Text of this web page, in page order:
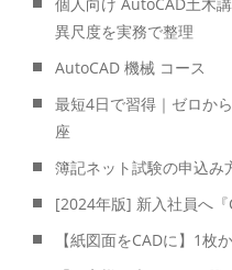
個人向け AutoCAD土木
異尺度を実務で整理
AutoCAD 機械 コース
最短4日で習得｜ゼロか
座
簿記ネット試験の申込み
[2024年版] 新入社員へ『
【紙図面をCADに】1枚